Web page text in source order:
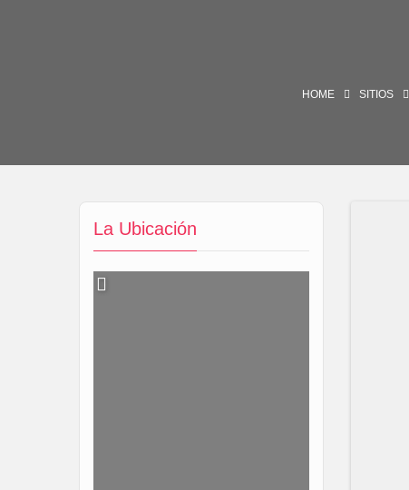
HOME SITIOS
La Ubicación